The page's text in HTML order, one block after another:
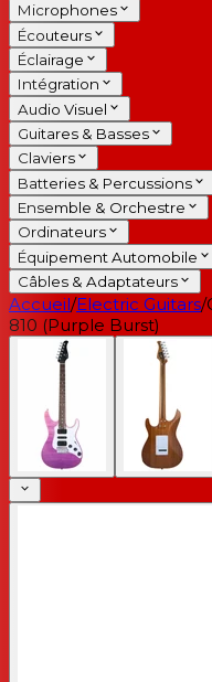
Microphones
Écouteurs
Éclairage
Intégration
Audio Visuel
Guitares & Basses
Claviers
Batteries & Percussions
Ensemble & Orchestre
Ordinateurs
Équipement Automobile
Câbles & Adaptateurs
Accueil/Electric Guitars/
810 (Purple Burst)